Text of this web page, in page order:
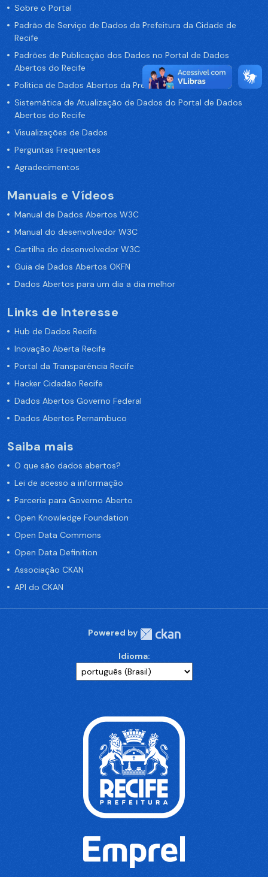
Sobre o Portal
Padrão de Serviço de Dados da Prefeitura da Cidade de
Recife
Padrões de Publicação dos Dados no Portal de Dados
Abertos do Recife
Política de Dados Abertos da Prefeitura do Recife
Sistemática de Atualização de Dados do Portal de Dados
Abertos do Recife
Visualizações de Dados
Perguntas Frequentes
Agradecimentos
Manuais e Vídeos
Manual de Dados Abertos W3C
Manual do desenvolvedor W3C
Cartilha do desenvolvedor W3C
Guia de Dados Abertos OKFN
Dados Abertos para um dia a dia melhor
Links de Interesse
Hub de Dados Recife
Inovação Aberta Recife
Portal da Transparência Recife
Hacker Cidadão Recife
Dados Abertos Governo Federal
Dados Abertos Pernambuco
Saiba mais
O que são dados abertos?
Lei de acesso a informação
Parceria para Governo Aberto
Open Knowledge Foundation
Open Data Commons
Open Data Definition
Associação CKAN
API do CKAN
Powered by
Idioma